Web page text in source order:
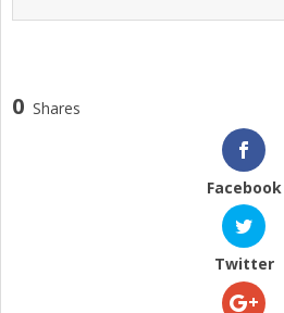
0 Shares
Facebook
Twitter